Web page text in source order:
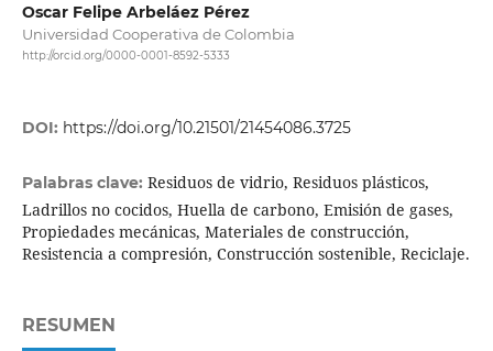
Oscar Felipe Arbeláez Pérez
Universidad Cooperativa de Colombia
http://orcid.org/0000-0001-8592-5333
DOI: https://doi.org/10.21501/21454086.3725
Palabras clave: Residuos de vidrio, Residuos plásticos,
Ladrillos no cocidos, Huella de carbono, Emisión de gases,
Propiedades mecánicas, Materiales de construcción,
Resistencia a compresión, Construcción sostenible, Reciclaje.
RESUMEN